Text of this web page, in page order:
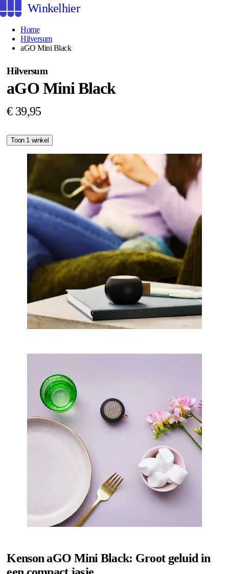
Winkelhier
Home
Hilversum
aGO Mini Black
Hilversum
aGO Mini Black
€ 39,95
Toon 1 winkel
Kenson aGO Mini Black: Groot geluid in